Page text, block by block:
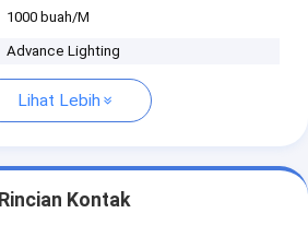
1000 buah/M
Advance Lighting
Lihat Lebih
Rincian Kontak